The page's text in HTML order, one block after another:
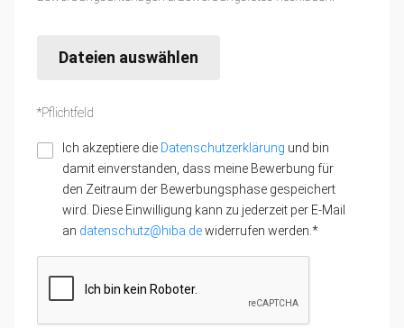
Dateien auswählen
*Pflichtfeld
Ich akzeptiere die Datenschutzerklärung und bin
damit einverstanden, dass meine Bewerbung für
den Zeitraum der Bewerbungsphase gespeichert
wird. Diese Einwilligung kann zu jederzeit per E-Mail
an datenschutz@hiba.dewiderrufen werden.*